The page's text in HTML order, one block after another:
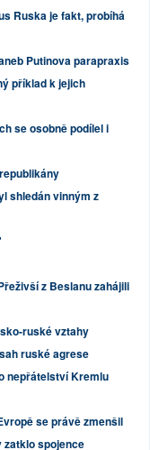
Ruska je fakt, probíhá
Putinova parapraxis
příklad k jejich
se osobně podílel i
shledán vinným z
z Beslanu zahájili
ruské vztahy
ruské agrese
nepřátelství Kremlu
se právě zmenšil
zatklo spojence